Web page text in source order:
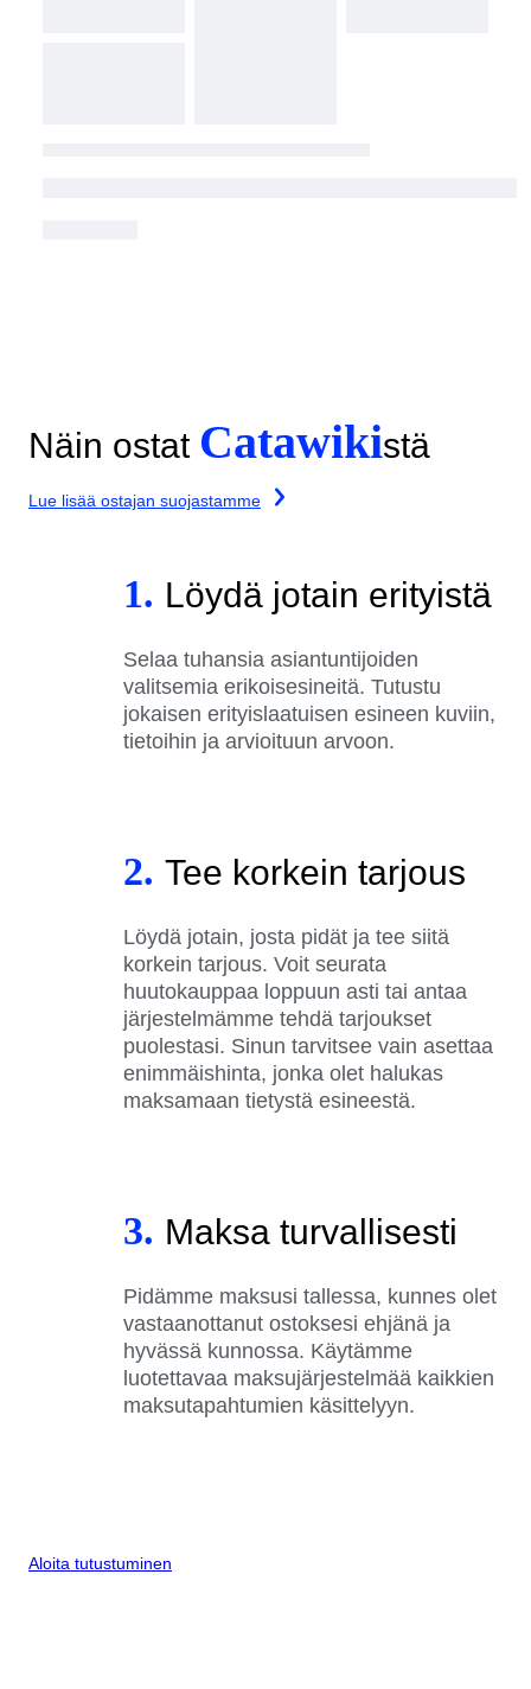
Näin ostat Catawikistä
Lue lisää ostajan suojastamme
1. Löydä jotain erityistä
Selaa tuhansia asiantuntijoiden
valitsemia erikoisesineitä. Tutustu
jokaisen erityislaatuisen esineen kuviin,
tietoihin ja arvioituun arvoon.
2. Tee korkein tarjous
Löydä jotain, josta pidät ja tee siitä
korkein tarjous. Voit seurata
huutokauppaa loppuun asti tai antaa
järjestelmämme tehdä tarjoukset
puolestasi. Sinun tarvitsee vain asettaa
enimmäishinta, jonka olet halukas
maksamaan tietystä esineestä.
3. Maksa turvallisesti
Pidämme maksusi tallessa, kunnes olet
vastaanottanut ostoksesi ehjänä ja
hyvässä kunnossa. Käytämme
luotettavaa maksujärjestelmää kaikkien
maksutapahtumien käsittelyyn.
Aloita tutustuminen